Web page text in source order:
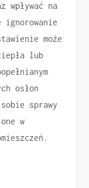
na
może
lub
osłon
sprawy
w